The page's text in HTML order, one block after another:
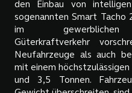
den Einbau von
sogenannten Smart Tacho
im gewerblichen
Güterkraftverkehr
Neufahrzeuge als auch
mit einem
und 3,5 Tonnen.